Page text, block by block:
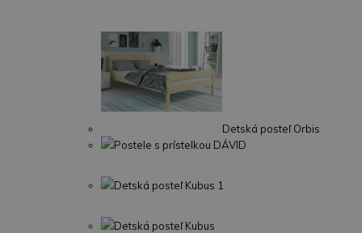
Detská posteľ Orbis
Postele s prístelkou DÁVID
Detská posteľ Kubus 1
Detská posteľ Kubus